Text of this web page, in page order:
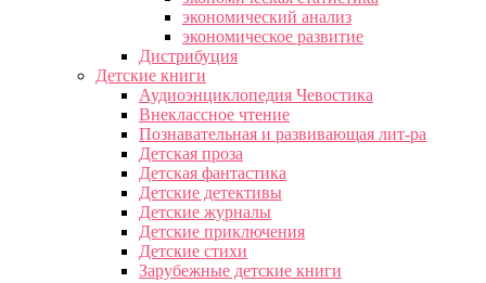
экономический анализ
экономическое развитие
Дистрибуция
Детские книги
Аудиоэнциклопедия Чевостика
Внеклассное чтение
Познавательная и развивающая лит-ра
Детская проза
Детская фантастика
Детские детективы
Детские журналы
Детские приключения
Детские стихи
Зарубежные детские книги